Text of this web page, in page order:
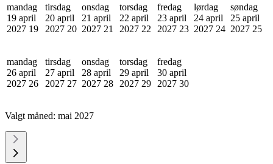
mandag
19 april
2027 19
tirsdag
20 april
2027 20
onsdag
21 april
2027 21
torsdag
22 april
2027 22
fredag
23 april
2027 23
lørdag
24 april
2027 24
søndag
25 april
2027 25
mandag
26 april
2027 26
tirsdag
27 april
2027 27
onsdag
28 april
2027 28
torsdag
29 april
2027 29
fredag
30 april
2027 30
Valgt måned: mai 2027